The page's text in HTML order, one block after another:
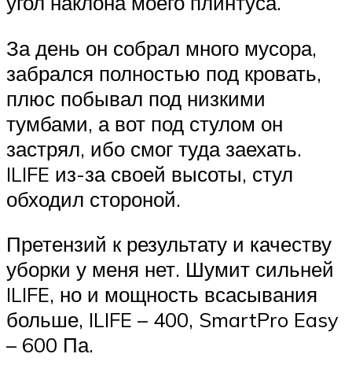
За день он собрал много мусора,
забрался полностью под кровать,
плюс побывал под низкими
тумбами, а вот под стулом он
застрял, ибо смог туда заехать.
ILIFE из-за своей высоты, стул
обходил стороной.
Претензий к результату и качеству
уборки у меня нет. Шумит сильней
ILIFE, но и мощность всасывания
больше, ILIFE – 400, SmartPro Easy
– 600 Па.